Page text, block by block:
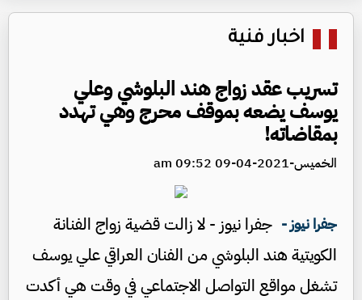
اخبار فنية
تسريب عقد زواج هند البلوشي وعلي
يوسف يضعه بموقف محرج وهي تهدد
بمقاضاته!
الخميس-2021-04-09 09:52 am
جفرا نيوز - جفرا نيوز - لا زالت قضية زواج الفنانة
الكويتية ​هند البلوشي​ من الفنان العراقي ​علي يوسف​
تشغل مواقع التواصل الاجتماعي في وقت هي أكدت